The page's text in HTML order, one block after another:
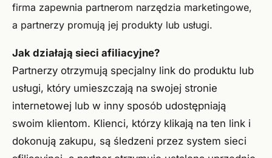
firma zapewnia partnerom narzędzia marketingowe,
a partnerzy promują jej produkty lub usługi.
Jak działają sieci afiliacyjne?
Partnerzy otrzymują specjalny link do produktu lub
usługi, który umieszczają na swojej stronie
internetowej lub w inny sposób udostępniają
swoim klientom. Klienci, którzy klikają na ten link i
dokonują zakupu, są śledzeni przez system sieci